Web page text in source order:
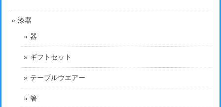
漆器
器
ギフトセット
テーブルウエアー
箸